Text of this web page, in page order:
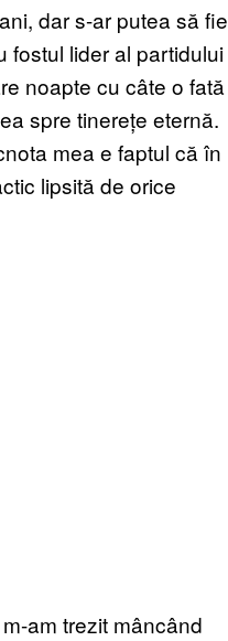
dar s-ar putea să fie
fostul lider al partidului
noapte cu câte o fată
spre tinerețe eternă.
mea e faptul că în
lipsită de orice
am trezit mâncând